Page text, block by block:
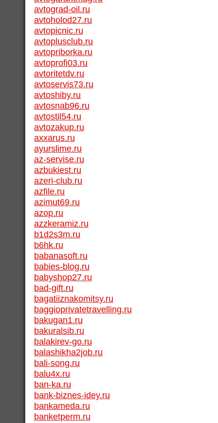
avtograd-oil.ru
avtoholod27.ru
avtopicnic.ru
avtoplusclub.ru
avtopriborka.ru
avtoprofi03.ru
avtoritetdv.ru
avtoservis73.ru
avtoshiby.ru
avtosnab96.ru
avtostil54.ru
avtozakup.ru
axxarus.ru
ayurslime.ru
az-servise.ru
azbukiest.ru
azeri-club.ru
azfile.ru
azimut69.ru
azop.ru
azzkeramiz.ru
b1d2s3m.ru
b6hk.ru
babanasoft.ru
babies-blog.ru
babyshop27.ru
bad-gift.ru
bagatiiznakomitsy.ru
baggioprivatetravelling.ru
bakugan1.ru
bakuralsib.ru
balakirev-go.ru
balashikha2job.ru
bali-song.ru
balu4x.ru
ban-ka.ru
bank-biznes-idey.ru
bankameda.ru
banketperm.ru